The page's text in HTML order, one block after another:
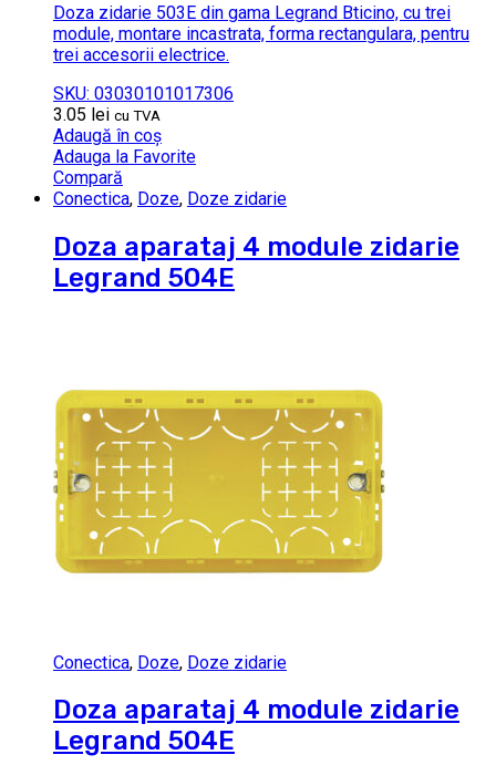
Doza zidarie 503E din gama Legrand Bticino, cu trei
module, montare incastrata, forma rectangulara, pentru
trei accesorii electrice.
SKU: 03030101017306
3.05 lei cu TVA
Adaugă în coș
Adauga la Favorite
Compară
Conectica, Doze, Doze zidarie
Doza aparataj 4 module zidarie
Legrand 504E
Conectica, Doze, Doze zidarie
Doza aparataj 4 module zidarie
Legrand 504E